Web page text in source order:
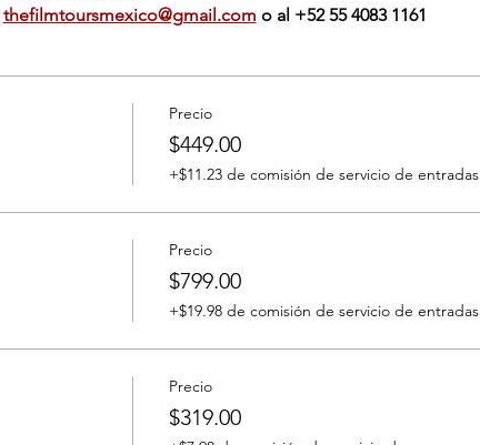
thefilmtoursmexico@gmail.com o al ‭+‭52 55 4083 1161‬
Precio
$449.00
+$11.23 de comisión de servicio de entradas
Precio
$799.00
+$19.98 de comisión de servicio de entradas
Precio
$319.00